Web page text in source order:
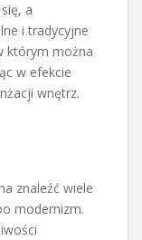
a
i tradycyjne
którym można
w efekcie
wnętrz.
znaleźć wiele
modernizm.